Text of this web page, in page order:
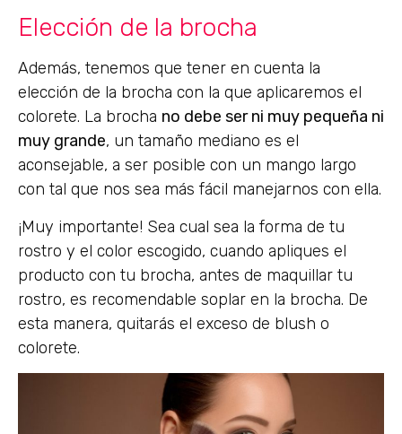
Elección de la brocha
Además, tenemos que tener en cuenta la
elección de la brocha con la que aplicaremos el
colorete. La brocha no debe ser ni muy pequeña ni
muy grande, un tamaño mediano es el
aconsejable, a ser posible con un mango largo
con tal que nos sea más fácil manejarnos con ella.
¡Muy importante! Sea cual sea la forma de tu
rostro y el color escogido, cuando apliques el
producto con tu brocha, antes de maquillar tu
rostro, es recomendable soplar en la brocha. De
esta manera, quitarás el exceso de blush o
colorete.